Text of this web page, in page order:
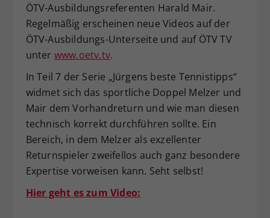
ÖTV-Ausbildungsreferenten Harald Mair.
Regelmäßig erscheinen neue Videos auf der
ÖTV-Ausbildungs-Unterseite und auf ÖTV TV
unter www.oetv.tv.
In Teil 7 der Serie „Jürgens beste Tennistipps“
widmet sich das sportliche Doppel Melzer und
Mair dem Vorhandreturn und wie man diesen
technisch korrekt durchführen sollte. Ein
Bereich, in dem Melzer als exzellenter
Returnspieler zweifellos auch ganz besondere
Expertise vorweisen kann. Seht selbst!
Hier geht es zum Video: